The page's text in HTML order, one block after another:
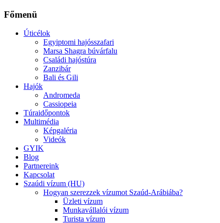
Főmenü
Úticélok
Egyiptomi hajósszafari
Marsa Shagra búvárfalu
Családi hajóstúra
Zanzibár
Bali és Gili
Hajók
Andromeda
Cassiopeia
Túraidőpontok
Multimédia
Képgaléria
Videók
GYIK
Blog
Partnereink
Kapcsolat
Szaúdi vízum (HU)
Hogyan szerezzek vízumot Szaúd-Arábiába?
Üzleti vízum
Munkavállalói vízum
Turista vízum